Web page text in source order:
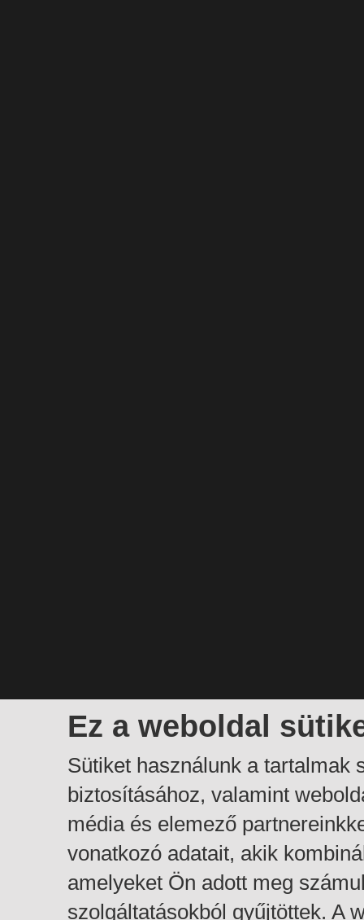
Ez a weboldal
Sütiket használunk a tartalmak
biztosításához, valamint
média és elemező
vonatkozó adatait, akik
amelyeket Ön adott meg
szolgáltatásokból gyűjtöttek. A